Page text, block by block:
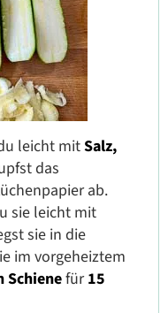
leicht mitSalz,
das
ab.
sie leicht mit
sie in die
im vorgeheiztem
für15